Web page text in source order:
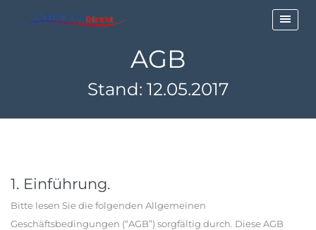
AGB
Stand: 12.05.2017
1. Einführung.
Bitte lesen Sie die folgenden Allgemeinen
Geschäftsbedingungen (“AGB”) sorgfältig durch. Diese AGB